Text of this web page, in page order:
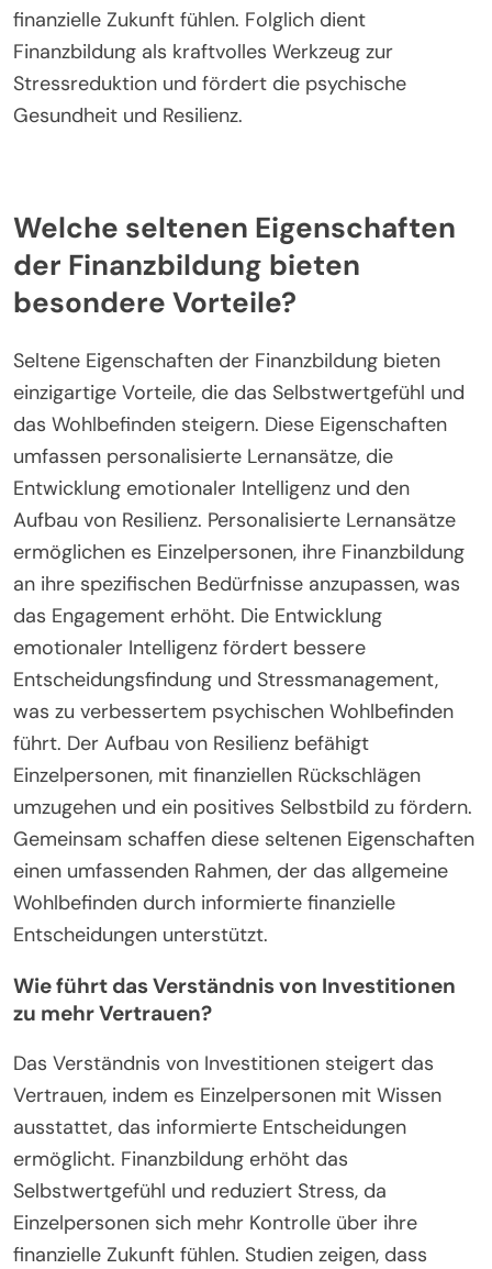
finanzielle Zukunft fühlen. Folglich dient
Finanzbildung als kraftvolles Werkzeug zur
Stressreduktion und fördert die psychische
Gesundheit und Resilienz.
Welche seltenen Eigenschaften
der Finanzbildung bieten
besondere Vorteile?
Seltene Eigenschaften der Finanzbildung bieten
einzigartige Vorteile, die das Selbstwertgefühl und
das Wohlbefinden steigern. Diese Eigenschaften
umfassen personalisierte Lernansätze, die
Entwicklung emotionaler Intelligenz und den
Aufbau von Resilienz. Personalisierte Lernansätze
ermöglichen es Einzelpersonen, ihre Finanzbildung
an ihre spezifischen Bedürfnisse anzupassen, was
das Engagement erhöht. Die Entwicklung
emotionaler Intelligenz fördert bessere
Entscheidungsfindung und Stressmanagement,
was zu verbessertem psychischen Wohlbefinden
führt. Der Aufbau von Resilienz befähigt
Einzelpersonen, mit finanziellen Rückschlägen
umzugehen und ein positives Selbstbild zu fördern.
Gemeinsam schaffen diese seltenen Eigenschaften
einen umfassenden Rahmen, der das allgemeine
Wohlbefinden durch informierte finanzielle
Entscheidungen unterstützt.
Wie führt das Verständnis von Investitionen
zu mehr Vertrauen?
Das Verständnis von Investitionen steigert das
Vertrauen, indem es Einzelpersonen mit Wissen
ausstattet, das informierte Entscheidungen
ermöglicht. Finanzbildung erhöht das
Selbstwertgefühl und reduziert Stress, da
Einzelpersonen sich mehr Kontrolle über ihre
finanzielle Zukunft fühlen. Studien zeigen, dass